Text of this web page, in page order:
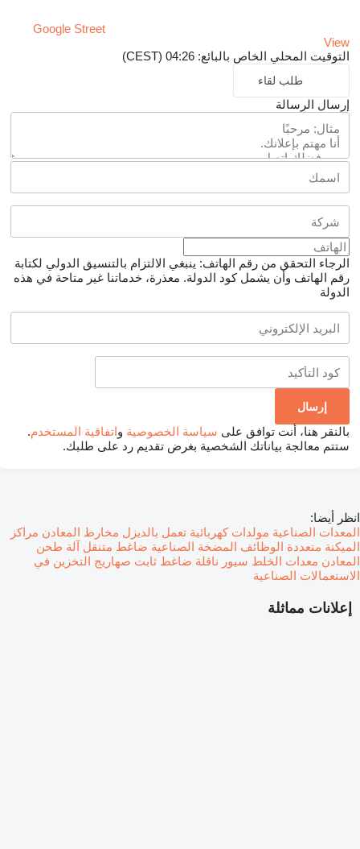
Google Street
View
التوقيت المحلي الخاص بالبائع: 04:26 (CEST)
طلب لقاء
إرسال الرسالة
الرجاء التحقق من رقم الهاتف: ينبغي الالتزام بالتنسيق الدولي لكتابة
رقم الهاتف وأن يشمل كود الدولة. معذرة، خدماتنا غير متاحة في هذه
الدولة
بالنقر هنا، أنت توافق على سياسة الخصوصية واتفاقية المستخدم.
ستتم معالجة بياناتك الشخصية بغرض تقديم رد على طلبك.
إعلانات مماثلة
انظر أيضا:
المعدات الصناعية مولدات كهربائية تعمل بالديزل مخارط المعادن مراكز
الميكنة متعددة الوظائف المضخة الصناعية ضاغط متنقل آلة طحن
المعادن معدات الخلط سيور ناقلة ضاغط ثابت صهاريج التخزين في
الاستعمالات الصناعية